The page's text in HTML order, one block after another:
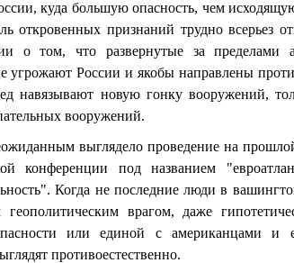
куда большую опасность, чем
откровенных признаний трудно всерьез
о том, что развернутые за пределами
угрожают России и якобы направлены
навязывают новую гонку вооружений,
вооружений.
выглядело проведение на
конференции под названием
Когда не последние люди в
врагом, даже
или единой с американцами и
противоестественно.